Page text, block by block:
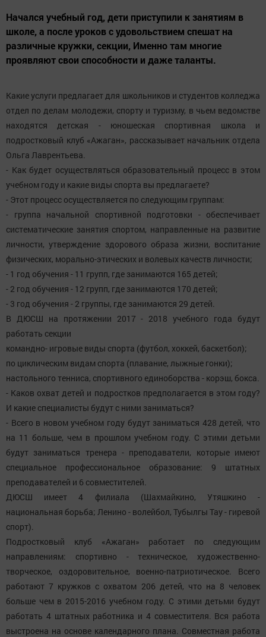
Начался учебный год, дети приступили к занятиям в
школе, а после уроков с удовольствием спешат на
различные кружки, секции, Именно там многие
проявляют свои способности и даже таланты.
Какие услуги предлагает для школьников и студентов колледжа
отдел по делам молодежи, спорту и туризму, в чьем ведомстве
находятся детская - юношеская спортивная школа и
подростковый клуб «Ажаган», рассказывает начальник отдела
Ольга Лаврентьева.
- Как будет осуществляться образовательный процесс в этом
учебном году и какие виды спорта вы предлагаете?
- Этот процесс осуществляется по следующим группам:
- группа начальной спортивной подготовки - обеспечивает
систематические занятия спортом, направленные на развитие
личности, утверждение здорового образа жизни, воспитание
физических, морально-этических и волевых качеств личности;
- 1 год обучения - 11 групп, где занимаются 165 детей;
- 2 год обучения - 12 групп, где занимаются 170 детей;
- 3 год обучения - 2 группы, где занимаются 29 детей.
В ДЮСШ на протяжении 2017 - 2018 учебного года будут
работать секции
командно- игровые виды спорта (футбол, хоккей, баскетбол);
по циклическим видам спорта (плавание, лыжные гонки);
настольного тенниса, спортивного единоборства - корэш, бокса.
- Каков охват детей и подростков предполагается в этом году?
И какие специалисты будут с ними заниматься?
- Всего в новом учебном году будут заниматься 428 детей, что
на 11 больше, чем в прошлом учебном году. С этими детьми
будут заниматься тренера - преподаватели, которые имеют
специальное профессиональное образование: 9 штатных
преподавателей и 6 совместителей.
ДЮСШ имеет 4 филиала (Шахмайкино, Утяшкино -
национальная борьба; Ленино - волейбол, Тубылгы Тау - гиревой
спорт).
Подростковый клуб «Ажаган» работает по следующим
направлениям: спортивно - техническое, художественно-
творческое, оздоровительное, военно-патриотическое. Всего
работают 7 кружков с охватом 206 детей, что на 8 человек
больше чем в 2015-2016 учебном году. С этими детьми будут
работать 4 штатных работника и 4 совместителя. Вся работа
выстроена на основе календарного плана. Совместная работа